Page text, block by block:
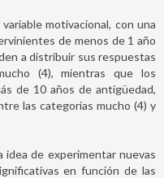
motivacional, con una
de menos de 1 año
a distribuir sus respuestas
(4), mientras que los
de 10 años de antigüedad,
las categorías mucho (4) y
idea de experimentar nuevas
en función de las